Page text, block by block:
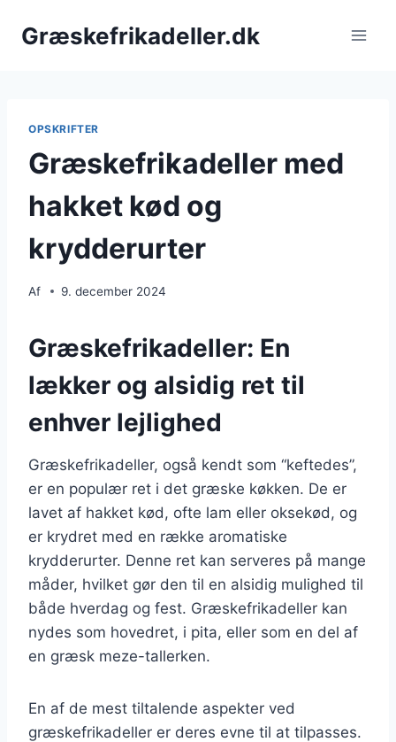
Græskefrikadeller.dk
OPSKRIFTER
Græskefrikadeller med
hakket kød og
krydderurter
Af 9. december 2024
Græskefrikadeller: En
lækker og alsidig ret til
enhver lejlighed
Græskefrikadeller, også kendt som “keftedes”,
er en populær ret i det græske køkken. De er
lavet af hakket kød, ofte lam eller oksekød, og
er krydret med en række aromatiske
krydderurter. Denne ret kan serveres på mange
måder, hvilket gør den til en alsidig mulighed til
både hverdag og fest. Græskefrikadeller kan
nydes som hovedret, i pita, eller som en del af
en græsk meze-tallerken.
En af de mest tiltalende aspekter ved
græskefrikadeller er deres evne til at tilpasses.